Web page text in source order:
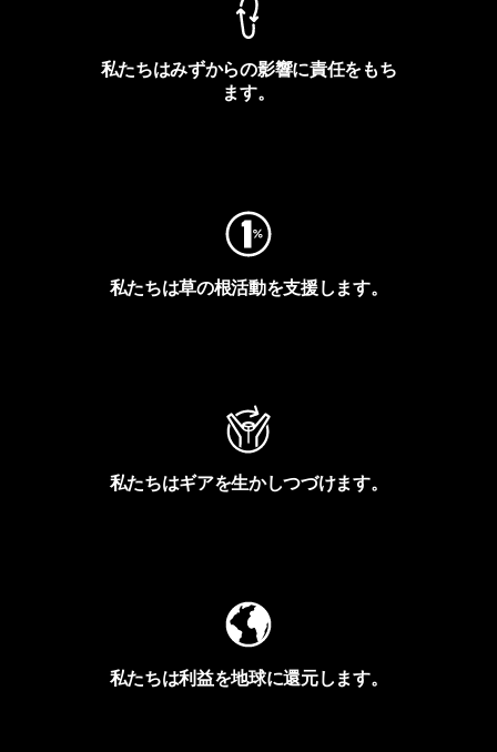
私たちはみずからの影響に責任をもち
ます。
私たちは草の根活動を支援します。
私たちはギアを生かしつづけます。
私たちは利益を地球に還元します。